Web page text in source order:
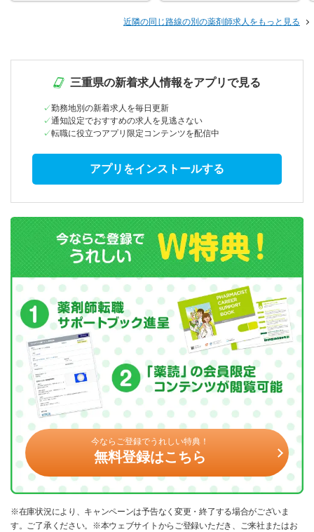
近隣の同じ路線の別の薬剤師求人をもっと見る
三重県の新着求人情報をアプリで見る
勤務地別の新着求人を毎日更新
通知設定でおすすめの求人を見逃さない
転職に役立つアプリ限定コンテンツを配信中
アプリをインストールする
今ならご登録でうれしい特典！
無料登録はこちら
※在庫状況により、キャンペーンは予告なく変更・終了する場合がございま
す。ご了承ください。※本ウェブサイトからご登録いただき、ご来社またはお